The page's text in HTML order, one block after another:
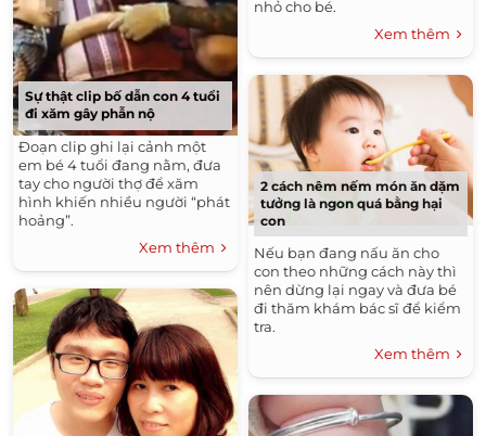
Sự thật clip bố dẫn con 4 tuổi
đi xăm gây phẫn nộ
Đoạn clip ghi lại cảnh một
em bé 4 tuổi đang nằm, đưa
tay cho người thợ để xăm
hình khiến nhiều người “phát
hoảng”.
Xem thêm
nhỏ cho bé.
Xem thêm
2 cách nêm nếm món ăn dặm
tưởng là ngon quá bằng hại
con
Nếu bạn đang nấu ăn cho
con theo những cách này thì
nên dừng lại ngay và đưa bé
đi thăm khám bác sĩ để kiểm
tra.
Xem thêm